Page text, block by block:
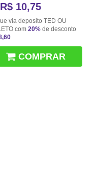
R$ 10,75
via deposito TED OU
com 20% de desconto
COMPRAR